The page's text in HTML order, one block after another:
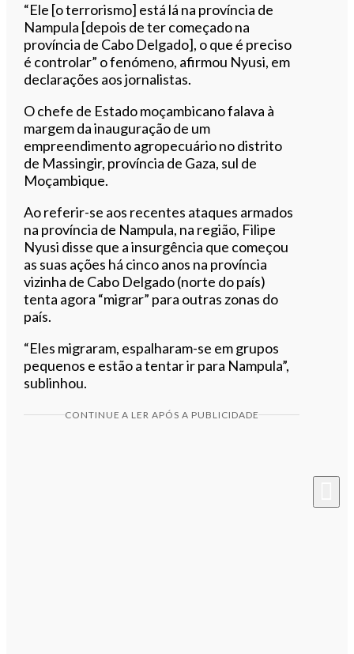
“Ele [o terrorismo] está lá na província de
Nampula [depois de ter começado na
província de Cabo Delgado], o que é preciso
é controlar” o fenómeno, afirmou Nyusi, em
declarações aos jornalistas.
O chefe de Estado moçambicano falava à
margem da inauguração de um
empreendimento agropecuário no distrito
de Massingir, província de Gaza, sul de
Moçambique.
Ao referir-se aos recentes ataques armados
na província de Nampula, na região, Filipe
Nyusi disse que a insurgência que começou
as suas ações há cinco anos na província
vizinha de Cabo Delgado (norte do país)
tenta agora “migrar” para outras zonas do
país.
“Eles migraram, espalharam-se em grupos
pequenos e estão a tentar ir para Nampula”,
sublinhou.
CONTINUE A LER APÓS A PUBLICIDADE